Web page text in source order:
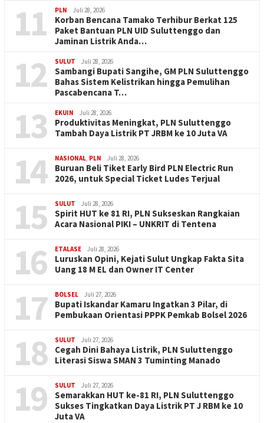
11 PLN Juli 28, 2026
Korban Bencana Tamako Terhibur Berkat 125
Paket Bantuan PLN UID Suluttenggo dan
Jaminan Listrik Anda…
12 SULUT Juli 28, 2026
Sambangi Bupati Sangihe, GM PLN Suluttenggo
Bahas Sistem Kelistrikan hingga Pemulihan
Pascabencana T…
13 EKUIN Juli 28, 2026
Produktivitas Meningkat, PLN Suluttenggo
Tambah Daya Listrik PT JRBM ke 10 Juta VA
14 NASIONAL, PLN Juli 28, 2026
Buruan Beli Tiket Early Bird PLN Electric Run
2026, untuk Special Ticket Ludes Terjual
15 SULUT Juli 28, 2026
Spirit HUT ke 81 RI, PLN Sukseskan Rangkaian
Acara Nasional PIKI – UNKRIT di Tentena
16 ETALASE Juli 28, 2026
Luruskan Opini, Kejati Sulut Ungkap Fakta Sita
Uang 18 M EL dan Owner IT Center
17 BOLSEL Juli 27, 2026
Bupati Iskandar Kamaru Ingatkan 3 Pilar, di
Pembukaan Orientasi PPPK Pemkab Bolsel 2026
18 SULUT Juli 27, 2026
Cegah Dini Bahaya Listrik, PLN Suluttenggo
Literasi Siswa SMAN 3 Tuminting Manado
19 SULUT Juli 27, 2026
Semarakkan HUT ke-81 RI, PLN Suluttenggo
Sukses Tingkatkan Daya Listrik PT J RBM ke 10
Juta VA